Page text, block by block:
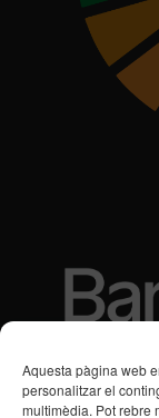
Aquesta pàgina web
personalitzar el
multimèdia. Pot rebre
Subvencions des